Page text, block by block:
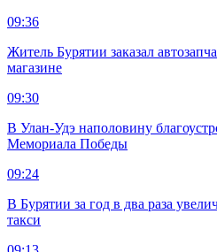
09:36
Житель Бурятии заказал
магазине
09:30
В Улан-Удэ наполовину
Мемориала Победы
09:24
В Бурятии за год в два раза
такси